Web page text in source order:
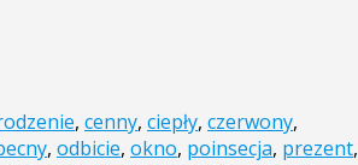
, cenny, ciepły, czerwony,
, odbicie, okno, poinsecja, prezent,